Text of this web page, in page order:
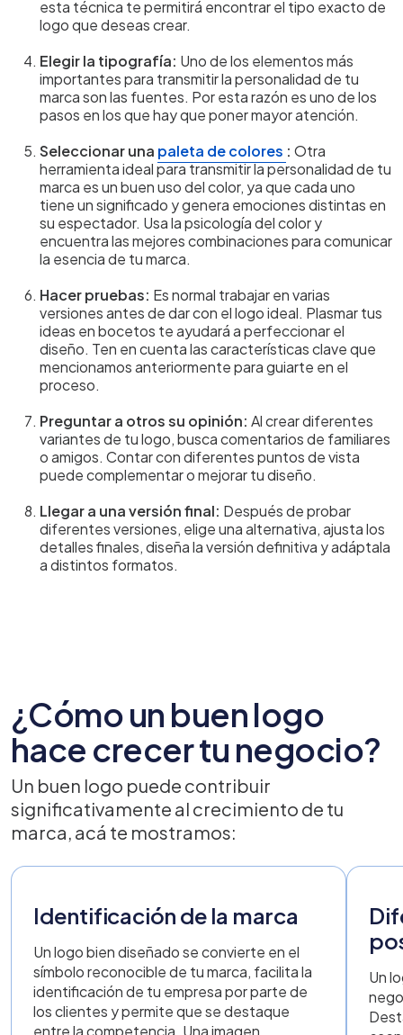
esta técnica te permitirá encontrar el tipo exacto de
logo que deseas crear.
Elegir la tipografía: Uno de los elementos más
importantes para transmitir la personalidad de tu
marca son las fuentes. Por esta razón es uno de los
pasos en los que hay que poner mayor atención.
Seleccionar una paleta de colores : Otra
herramienta ideal para transmitir la personalidad de tu
marca es un buen uso del color, ya que cada uno
tiene un significado y genera emociones distintas en
su espectador. Usa la psicología del color y
encuentra las mejores combinaciones para comunicar
la esencia de tu marca.
Hacer pruebas: Es normal trabajar en varias
versiones antes de dar con el logo ideal. Plasmar tus
ideas en bocetos te ayudará a perfeccionar el
diseño. Ten en cuenta las características clave que
mencionamos anteriormente para guiarte en el
proceso.
Preguntar a otros su opinión: Al crear diferentes
variantes de tu logo, busca comentarios de familiares
o amigos. Contar con diferentes puntos de vista
puede complementar o mejorar tu diseño.
Llegar a una versión final: Después de probar
diferentes versiones, elige una alternativa, ajusta los
detalles finales, diseña la versión definitiva y adáptala
a distintos formatos.
¿Cómo un buen logo
hace crecer tu negocio?
Un buen logo puede contribuir
significativamente al crecimiento de tu
marca, acá te mostramos:
Identificación de la marca
Un logo bien diseñado se convierte en el
símbolo reconocible de tu marca, facilita la
identificación de tu empresa por parte de
los clientes y permite que se destaque
entre la competencia. Una imagen
Un